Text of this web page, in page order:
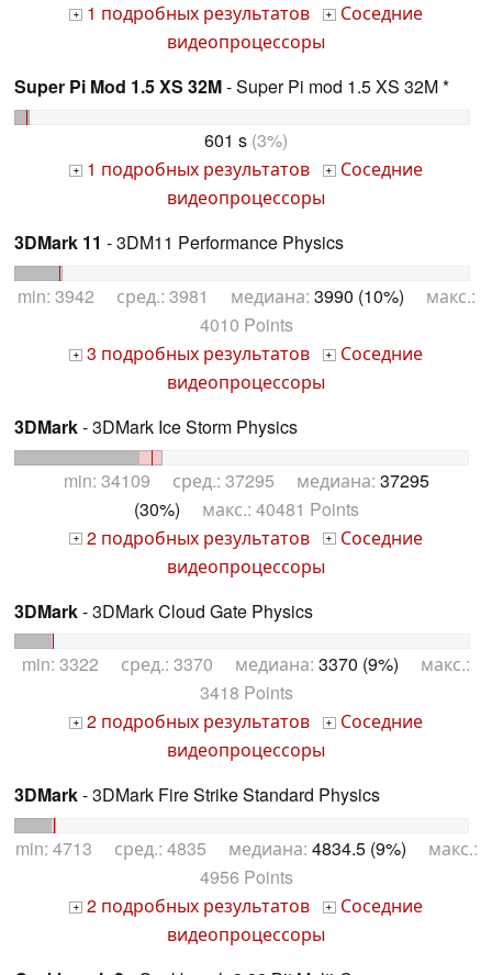
+ 1 подробных результатов + Соседние
видеопроцессоры
Super Pi Mod 1.5 XS 32M- Super Pi mod 1.5 XS 32M *
601 s (3%)
+ 1 подробных результатов + Соседние
видеопроцессоры
3DMark 11 - 3DM11 Performance Physics
min: 3942 сред.: 3981 медиана: 3990 (10%) макс.:
4010 Points
+ 3 подробных результатов + Соседние
видеопроцессоры
3DMark- 3DMark Ice Storm Physics
min: 34109 сред.: 37295 медиана: 37295
(30%) макс.: 40481 Points
+ 2 подробных результатов + Соседние
видеопроцессоры
3DMark- 3DMark Cloud Gate Physics
min: 3322 сред.: 3370 медиана: 3370 (9%) макс.:
3418 Points
+ 2 подробных результатов + Соседние
видеопроцессоры
3DMark- 3DMark Fire Strike Standard Physics
min: 4713 сред.: 4835 медиана: 4834.5 (9%) макс.:
4956 Points
+ 2 подробных результатов + Соседние
видеопроцессоры